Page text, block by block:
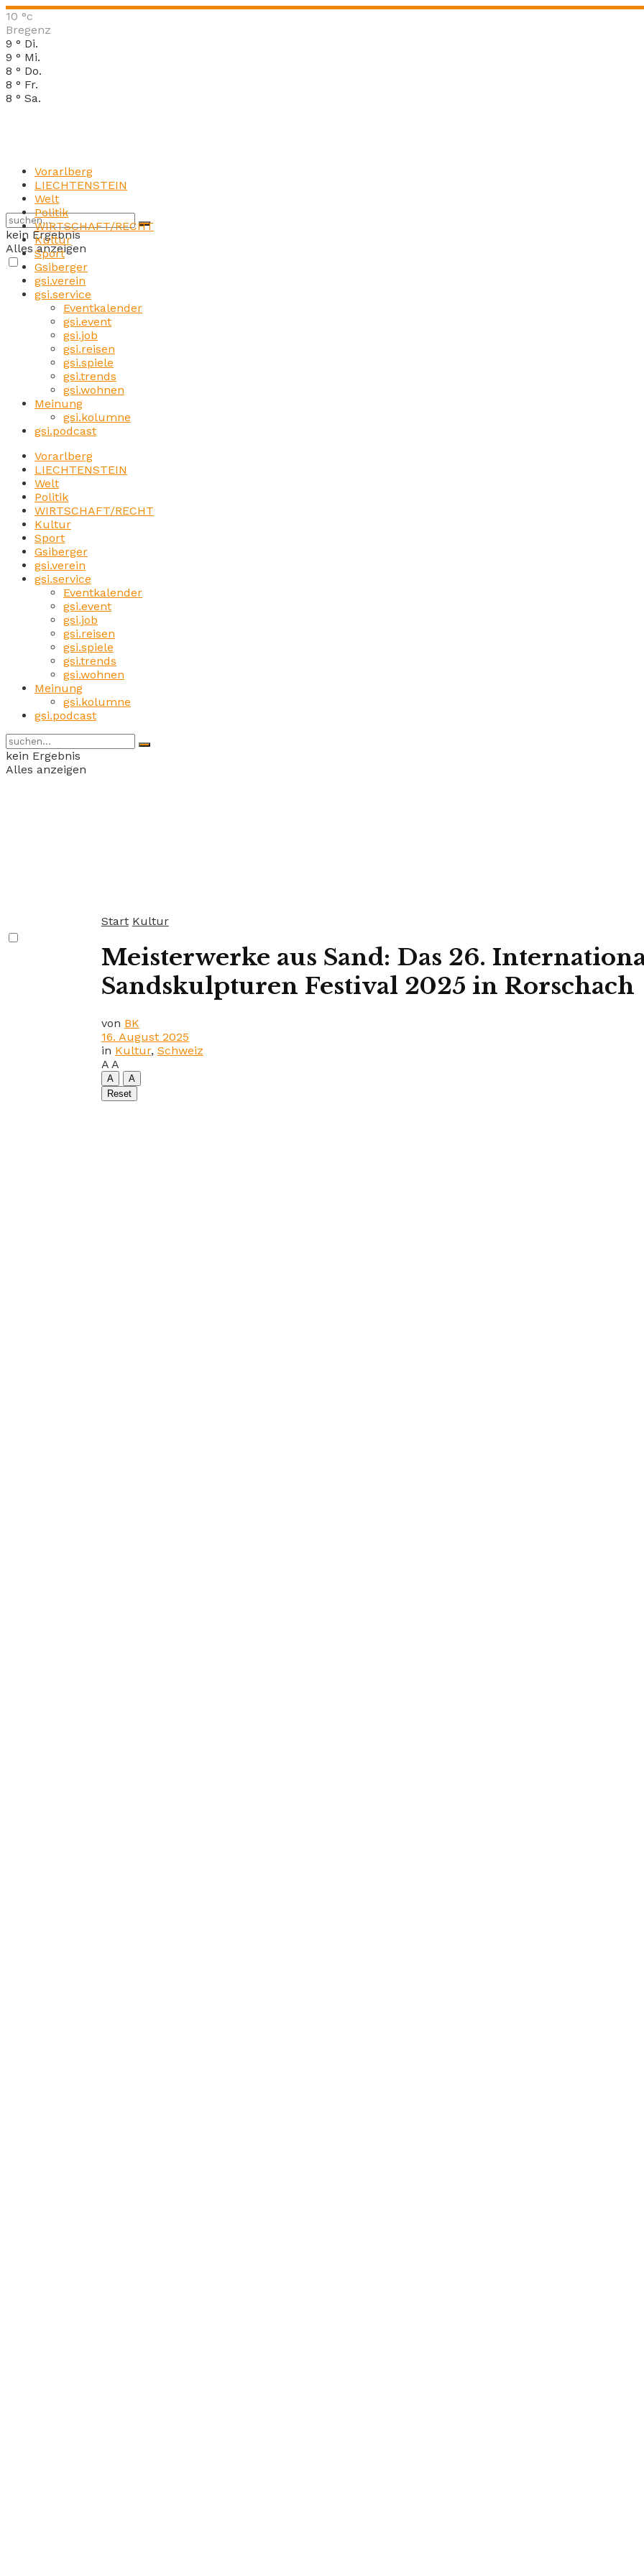
10 °c
Bregenz
9 ° Di.
9 ° Mi.
8 ° Do.
8 ° Fr.
8 ° Sa.
kein Ergebnis
Alles anzeigen
Vorarlberg
LIECHTENSTEIN
Welt
Politik
WIRTSCHAFT/RECHT
Kultur
Sport
Gsiberger
gsi.verein
gsi.service
Eventkalender
gsi.event
gsi.job
gsi.reisen
gsi.spiele
gsi.trends
gsi.wohnen
Meinung
gsi.kolumne
gsi.podcast
Vorarlberg
LIECHTENSTEIN
Welt
Politik
WIRTSCHAFT/RECHT
Kultur
Sport
Gsiberger
gsi.verein
gsi.service
Eventkalender
gsi.event
gsi.job
gsi.reisen
gsi.spiele
gsi.trends
gsi.wohnen
Meinung
gsi.kolumne
gsi.podcast
kein Ergebnis
Alles anzeigen
Start Kultur
Meisterwerke aus Sand: Das 26.
Sandskulpturen Festival 2025 in Rorschach
von BK
16. August 2025
in Kultur, Schweiz
A A
A
A
Reset